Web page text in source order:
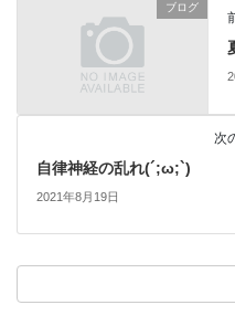
ブログ
次
自律神経の乱れ(´;ω;`)
2021年8月19日